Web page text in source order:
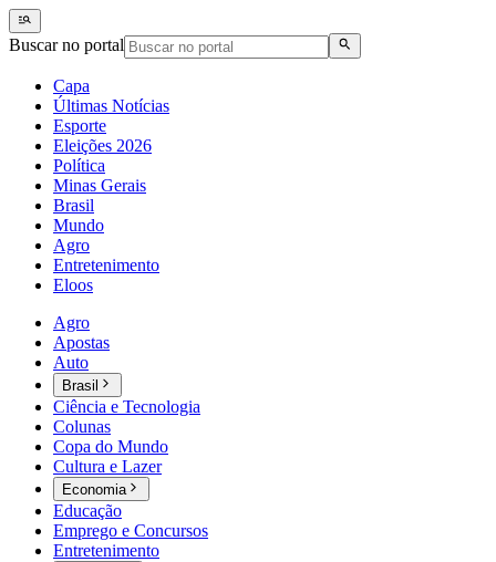
Buscar no portal
Capa
Últimas Notícias
Esporte
Eleições 2026
Política
Minas Gerais
Brasil
Mundo
Agro
Entretenimento
Eloos
Agro
Apostas
Auto
Brasil
Ciência e Tecnologia
Colunas
Copa do Mundo
Cultura e Lazer
Economia
Educação
Emprego e Concursos
Entretenimento